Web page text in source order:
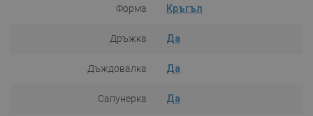
Форма Кръгъл
Дръжка Да
Дъждовалка Да
Сапунерка Да